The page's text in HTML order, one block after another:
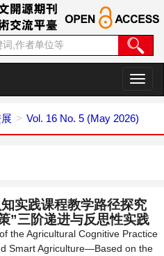
切
换
航
Vol. 16 No. 5 (May 2026)
实践课程教学路径探究
三阶递进与反思性实践
the Agricultural Cognitive Practice
Smart Agriculture—Based on the